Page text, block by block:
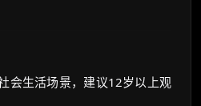
会生活场景，建议12岁以上观